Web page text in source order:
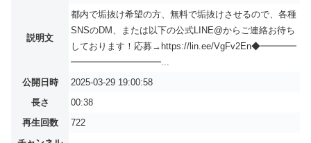
説明文
都内で垢抜け希望の方、無料で垢抜けさせるので、各種
SNSのDM、または以下の公式LINE@からご連絡お待ち
しております！応募→https://lin.ee/VgFv2En◆━━━━
━━━━━━━━━━...
公開日時
2025-03-29 19:00:58
長さ
00:38
再生回数
722